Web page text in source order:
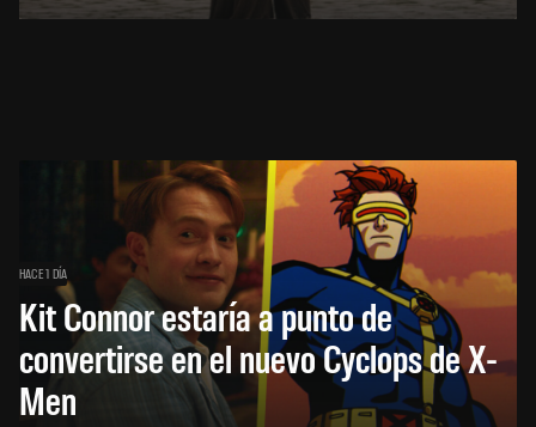
HACE 1 DÍA
Kit Connor estaría a punto de
convertirse en el nuevo Cyclops de X-
Men